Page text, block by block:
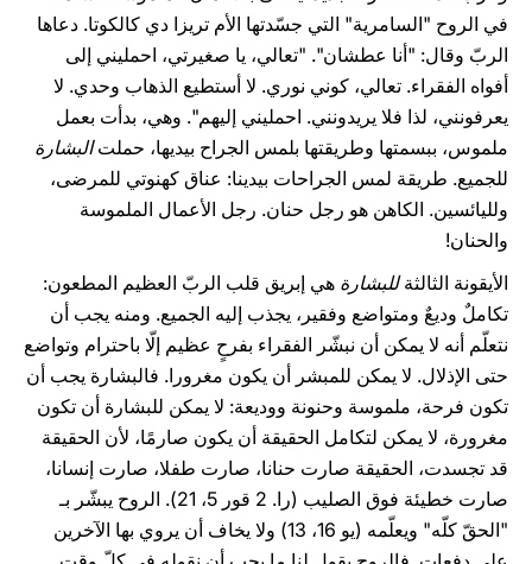
في الروح "السامرية" التي جسّدتها الأم تريزا دي كالكوتا. دعاها
الربّ وقال: "أنا عطشان". "تعالي، يا صغيرتي، احمليني إلى
أفواه الفقراء. تعالي، كوني نوري. لا أستطيع الذهاب وحدي. لا
يعرفونني، لذا فلا يريدونني. احمليني إليهم". وهي، بدأت بعمل
ملموس، ببسمتها وطريقتها بلمس الجراح بيديها، حملتالبشارة
للجميع. طريقة لمس الجراحات بيدينا: عناق كهنوتي للمرضى،
ولليائسين. الكاهن هو رجل حنان. رجل الأعمال الملموسة
والحنان!
الأيقونة الثالثةللبشارة هي إبريق قلب الربّ العظيم المطعون:
تكاملٌ وديعٌ ومتواضع وفقير، يجذب إليه الجميع. ومنه يجب أن
نتعلّم أنه لا يمكن أن نبشّر الفقراء بفرحٍ عظيم إلّا باحترام وتواضع
حتى الإذلال. لا يمكن للمبشر أن يكون مغرورا. فالبشارة يجب أن
تكون فرحة، ملموسة وحنونة ووديعة: لا يمكن للبشارة أن تكون
مغرورة، لا يمكن لتكامل الحقيقة أن يكون صارمًا، لأن الحقيقة
قد تجسدت، الحقيقة صارت حنانا، صارت طفلا، صارت إنسانا،
صارت خطيئة فوق الصليب (را. 2 قور 5، 21). الروح يبشّر بـ
"الحقّ كلّه" ويعلّمه (يو 16، 13) ولا يخاف أن يروي بها الآخرين